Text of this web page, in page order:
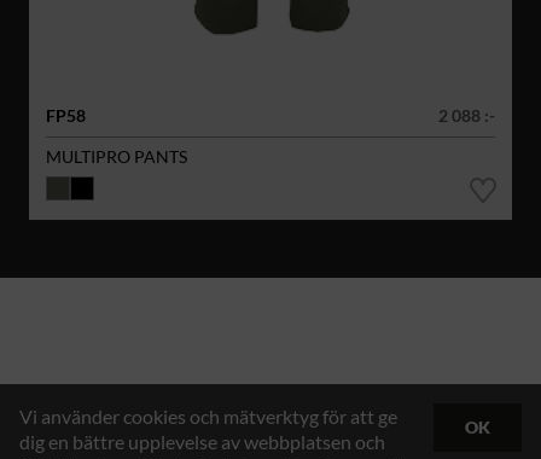
FP58
2 088 :-
MULTIPRO PANTS
Vi använder cookies och mätverktyg för att ge
dig en bättre upplevelse av webbplatsen och
OK